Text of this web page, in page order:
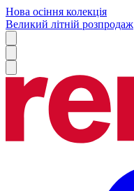
Нова осіння колекція
Великий літній розпродаж